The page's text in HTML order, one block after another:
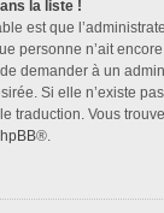
la liste !
est que
personne n’ait
demander à un
Si elle n’existe
traduction. Vous
®.